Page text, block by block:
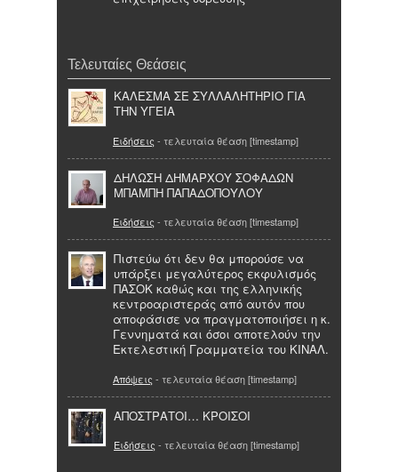
Τελευταίες Θεάσεις
ΚΑΛΕΣΜΑ ΣΕ ΣΥΛΛΑΛΗΤΗΡΙΟ ΓΙΑ
ΤΗΝ ΥΓΕΙΑ
Ειδήσεις - τελευταία θέαση [timestamp]
ΔΗΛΩΣΗ ΔΗΜΑΡΧΟΥ ΣΟΦΑΔΩΝ
ΜΠΑΜΠΗ ΠΑΠΑΔΟΠΟΥΛΟΥ
Ειδήσεις - τελευταία θέαση [timestamp]
Πιστεύω ότι δεν θα μπορούσε να
υπάρξει μεγαλύτερος εκφυλισμός
ΠΑΣΟΚ καθώς και της ελληνικής
κεντροαριστεράς από αυτόν που
αποφάσισε να πραγματοποιήσει η κ.
Γεννηματά και όσοι αποτελούν την
Εκτελεστική Γραμματεία του ΚΙΝΑΛ.
Απόψεις - τελευταία θέαση [timestamp]
ΑΠΟΣΤΡΑΤΟΙ… ΚΡΟΙΣΟΙ
Ειδήσεις - τελευταία θέαση [timestamp]